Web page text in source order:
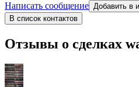
Написать сообщение Добавить в
В список контактов
Отзывы о сделках